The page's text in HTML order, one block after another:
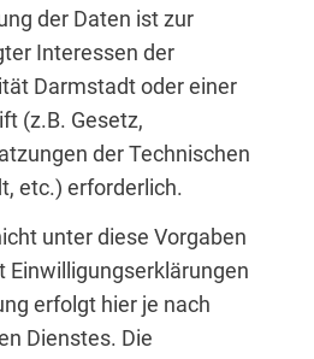
der Daten ist zur
Interessen der
Darmstadt oder einer
(z.B. Gesetz,
der Technischen
etc.) erforderlich.
unter diese Vorgaben
Einwilligungserklärungen
erfolgt hier je nach
Dienstes. Die